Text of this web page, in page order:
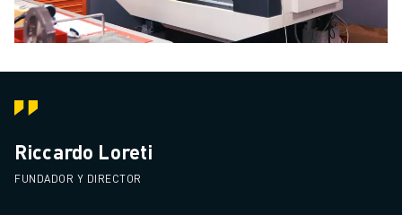
Riccardo Loreti
FUNDADOR Y DIRECTOR